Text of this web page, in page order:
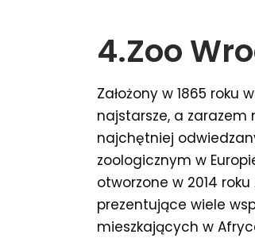
4.Zoo
Założony w 1865 roku
najstarsze, a zarazem
najchętniej
zoologicznym w
otworzone w 2014
prezentujące wiele
mieszkających w